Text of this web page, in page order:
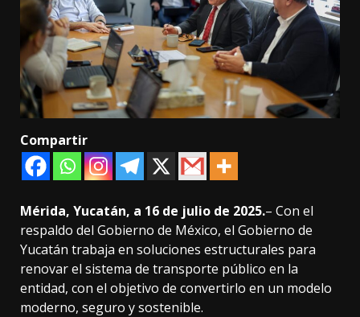
Compartir
Mérida, Yucatán, a 16 de julio de 2025.– Con el
respaldo del Gobierno de México, el Gobierno de
Yucatán trabaja en soluciones estructurales para
renovar el sistema de transporte público en la
entidad, con el objetivo de convertirlo en un modelo
moderno, seguro y sostenible.